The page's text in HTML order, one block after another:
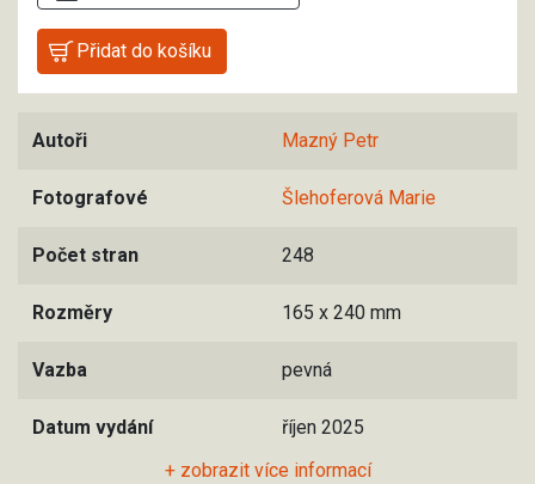
Autoři Mazný Petr
Fotografové Šlehoferová Marie
Počet stran 248
Rozměry 165 x 240 mm
Vazba pevná
Datum vydání
říjen 2025
+ zobrazit více informací